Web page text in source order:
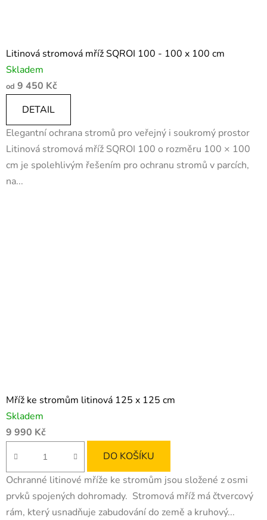
Litinová stromová mříž SQROI 100 - 100 x 100 cm
Skladem
od 9 450 Kč
DETAIL
Elegantní ochrana stromů pro veřejný i soukromý prostor
Litinová stromová mříž SQROI 100 o rozměru 100 × 100
cm je spolehlivým řešením pro ochranu stromů v parcích,
na...
Mříž ke stromům litinová 125 x 125 cm
Skladem
9 990 Kč
DO KOŠÍKU
Ochranné litinové mříže ke stromům jsou složené z osmi
prvků spojených dohromady. Stromová mříž má čtvercový
rám, který usnadňuje zabudování do země a kruhový...